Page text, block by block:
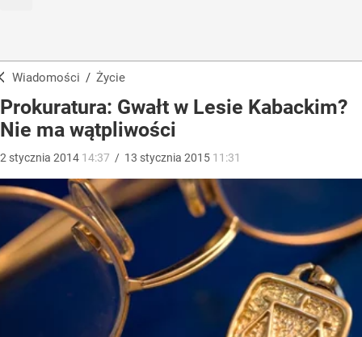
Wiadomości / Życie
Prokuratura: Gwałt w Lesie Kabackim?
Nie ma wątpliwości
2 stycznia 2014 14:37 / 13 stycznia 2015 11:31